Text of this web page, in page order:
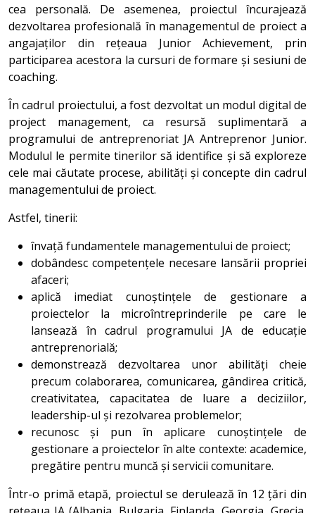
cea personală. De asemenea, proiectul încurajează
dezvoltarea profesională în managementul de proiect a
angajaților din rețeaua Junior Achievement, prin
participarea acestora la cursuri de formare și sesiuni de
coaching.
În cadrul proiectului, a fost dezvoltat un modul digital de
project management, ca resursă suplimentară a
programului de antreprenoriat JA Antreprenor Junior.
Modulul le permite tinerilor să identifice și să exploreze
cele mai căutate procese, abilități și concepte din cadrul
managementului de proiect.
Astfel, tinerii:
învață fundamentele managementului de proiect;
dobândesc competențele necesare lansării propriei
afaceri;
aplică imediat cunoștințele de gestionare a
proiectelor la microîntreprinderile pe care le
lansează în cadrul programului JA de educație
antreprenorială;
demonstrează dezvoltarea unor abilități cheie
precum colaborarea, comunicarea, gândirea critică,
creativitatea, capacitatea de luare a deciziilor,
leadership-ul și rezolvarea problemelor;
recunosc și pun în aplicare cunoștințele de
gestionare a proiectelor în alte contexte: academice,
pregătire pentru muncă și servicii comunitare.
Într-o primă etapă, proiectul se derulează în 12 țări din